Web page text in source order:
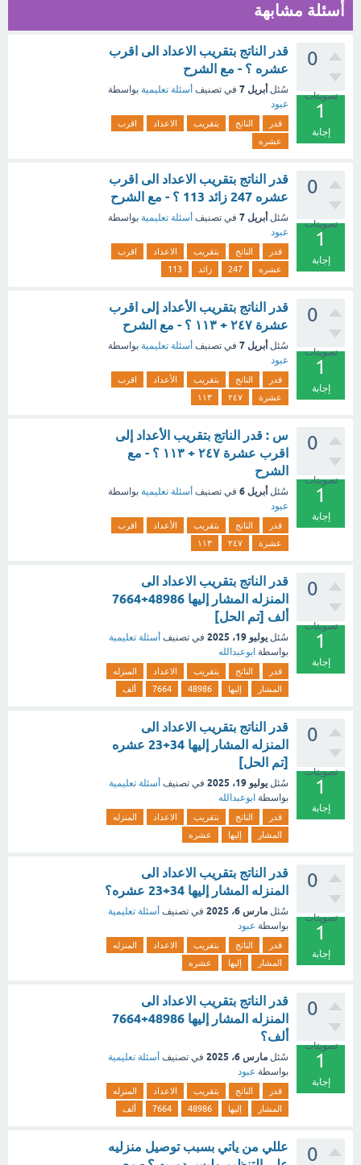
أسئلة مشابهة
0
تصويتات
1
إجابة
قدر الناتج بتقريب الاعداد الى اقرب
عشره ؟ - مع الشرح
سُئل أبريل 7 في تصنيف أسئلة تعليمية بواسطة
عبود
قدر الناتج بتقريب الاعداد
اقرب
عشره
0
تصويتات
1
إجابة
قدر الناتج بتقريب الاعداد الى اقرب
عشره 247 زائد 113 ؟ - مع الشرح
سُئل أبريل 7 في تصنيف أسئلة تعليمية بواسطة
عبود
قدر الناتج بتقريب الاعداد
اقرب
عشره
247 زائد 113
0
تصويتات
1
إجابة
قدر الناتج بتقريب الأعداد إلى اقرب
عشرة ٢٤٧ + ١١٣ ؟ - مع الشرح
سُئل أبريل 7 في تصنيف أسئلة تعليمية بواسطة
عبود
قدر الناتج بتقريب الأعداد
اقرب
عشرة
٢٤٧ ١١٣
0
تصويتات
1
إجابة
س : قدر الناتج بتقريب الأعداد إلى
اقرب عشرة ٢٤٧ + ١١٣ ؟ - مع
الشرح
سُئل أبريل 6 في تصنيف أسئلة تعليمية بواسطة
عبود
قدر الناتج بتقريب الأعداد
اقرب
عشرة
٢٤٧ ١١٣
0
تصويتات
1
إجابة
قدر الناتج بتقريب الاعداد الى
المنزله المشار إليها 48986+7664
ألف [تم الحل]
سُئل يوليو 19، 2025 في تصنيف أسئلة تعليمية
بواسطة ابوعبدالله
قدر الناتج بتقريب الاعداد
المنزله
المشار
إليها 48986
7664 ألف
0
تصويتات
1
إجابة
قدر الناتج بتقريب الاعداد الى
المنزله المشار إليها 34+23 عشره
[تم الحل]
سُئل يوليو 19، 2025 في تصنيف أسئلة تعليمية
بواسطة ابوعبدالله
قدر الناتج بتقريب الاعداد
المنزله
المشار
إليها عشره
0
تصويتات
1
إجابة
قدر الناتج بتقريب الاعداد الى
المنزله المشار إليها 34+23 عشره؟
سُئل مارس 6، 2025 في تصنيف أسئلة تعليمية
بواسطة عبود
قدر الناتج بتقريب الاعداد
المنزله
المشار
إليها عشره
0
تصويتات
1
إجابة
قدر الناتج بتقريب الاعداد الى
المنزله المشار إليها 48986+7664
ألف؟
سُئل مارس 6، 2025 في تصنيف أسئلة تعليمية
بواسطة عبود
قدر الناتج بتقريب الاعداد
المنزله
المشار
إليها 48986
7664 ألف
0
عللي من ياتي بسبب توصيل منزليه